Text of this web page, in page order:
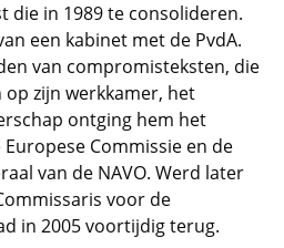
die in 1989 te consolideren.
een kabinet met de PvdA.
van compromisteksten, die
zijn werkkamer, het
ontging hem het
Commissie en de
van de NAVO. Werd later
voor de
in 2005 voortijdig terug.